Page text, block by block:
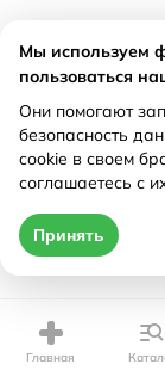
Главная
Мы используем
пользоваться
Они помогают
безопасность
cookie в своем
соглашаетесь с
Принять